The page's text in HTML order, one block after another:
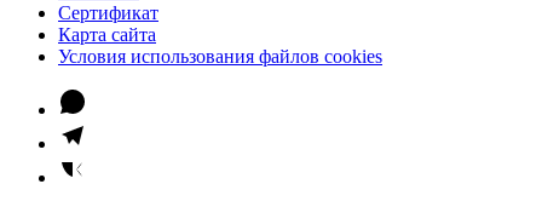
Сертификат
Карта сайта
Условия использования файлов cookies